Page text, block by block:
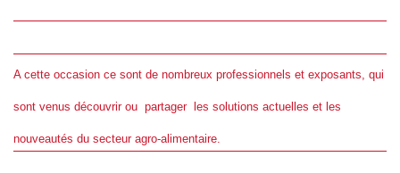
A cette occasion ce sont de nombreux professionnels et exposants, qui
sont venus découvrir ou partager les solutions actuelles et les
nouveautés du secteur agro-alimentaire.